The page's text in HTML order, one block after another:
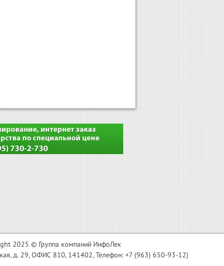
2025 © Группа компаний ИнфоЛек
д. 29, ОФИС 810, 141402, Телефон: +7 (963) 650-93-12)